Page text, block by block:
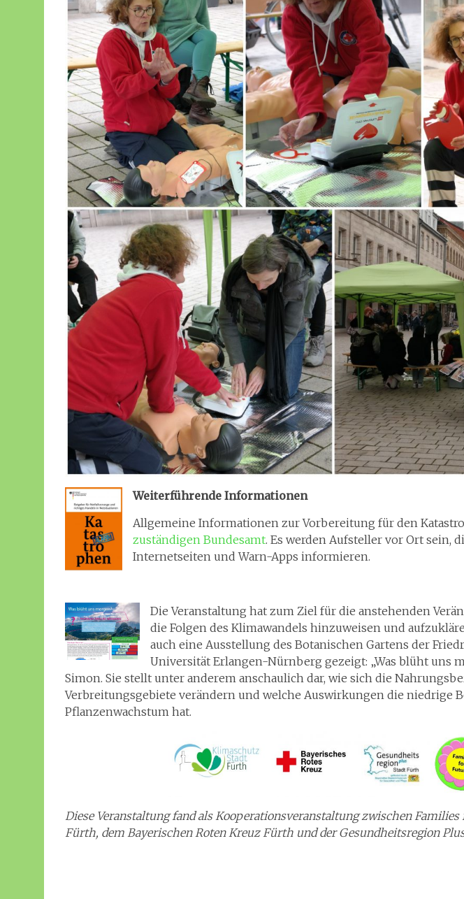
Weiterführende Informationen
Allgemeine Informationen zur Vorbereitung für den
zuständigen Bundesamt. Es werden Aufsteller vor Ort sein,
Internetseiten und Warn-Apps informieren.
Die Veranstaltung hat zum Ziel für die anstehenden
die Folgen des Klimawandels hinzuweisen und
auch eine Ausstellung des Botanischen Gartens der
Universität Erlangen-Nürnberg gezeigt: „Was blüht uns
Simon. Sie stellt unter anderem anschaulich dar, wie sich die
Verbreitungsgebiete verändern und welche Auswirkungen die niedrige
Pflanzenwachstum hat.
Diese Veranstaltung fand als Kooperationsveranstaltung zwischen Families
Fürth, dem Bayerischen Roten Kreuz Fürth und der Gesundheitsregion